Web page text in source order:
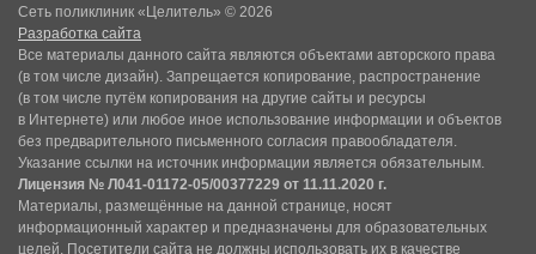
Сеть поликлиник «Целитель» © 2026
Разработка сайта
Все материалы данного сайта являются объектами авторского права
(в том числе дизайн). Запрещается копирование, распространение
(в том числе путём копирования на другие сайты и ресурсы
в Интернете) или любое иное использование информации и объектов
без предварительного письменного согласия правообладателя.
Указание ссылки на источник информации является обязательным.
Лицензия № Л041-01172-05/00377229 от 11.11.2020 г.
Материалы, размещённые на данной странице, носят
информационный характер и предназначены для образовательных
целей. Посетители сайта не должны использовать их в качестве